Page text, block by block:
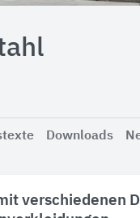
Downloads
verschiedenen